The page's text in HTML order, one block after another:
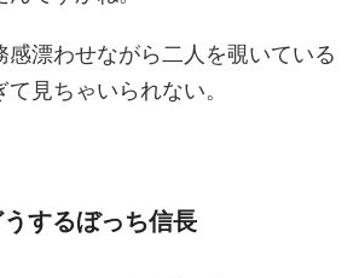
感漂わせながら二人を覗いている
見ちゃいられない。
うするぼっち信長